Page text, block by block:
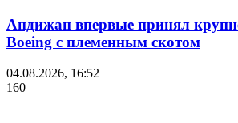
Андижан впервые принял
Boeing с племенным скотом
04.08.2026, 16:52
160